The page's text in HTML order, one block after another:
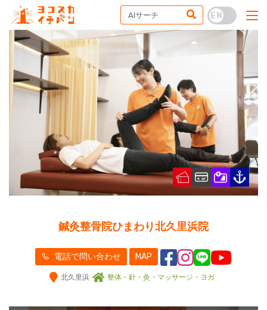
鍼灸整骨院ひまわり北久里浜院
電話で問い合わせ MAP
北久里浜 整体・針・灸・マッサージ・ヨガ